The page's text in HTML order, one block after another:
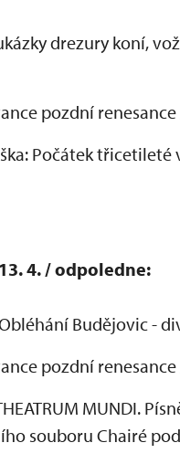
drezury koní,
pozdní
Počátek třicetileté
4. / odpoledne:
Budějovic -
pozdní
MUNDI.
souboru Chairé